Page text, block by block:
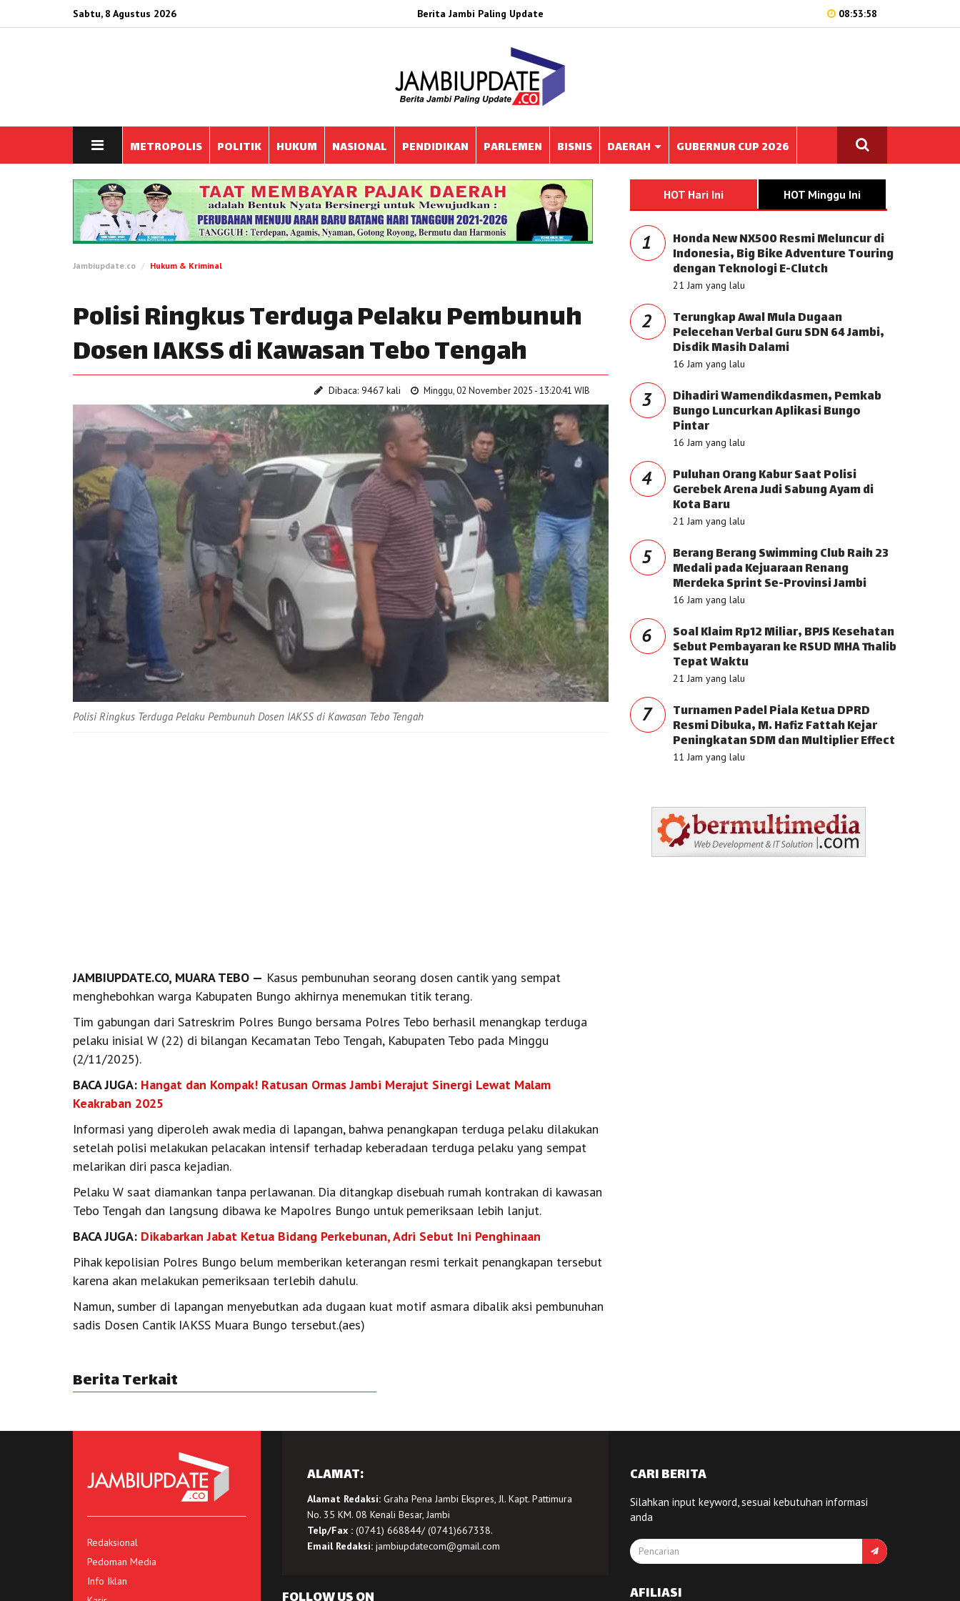
Sabtu, 8 Agustus 2026 Berita Jambi Paling Update 08:53:58
METROPOLIS POLITIK HUKUM NASIONAL PENDIDIKAN PARLEMEN BISNIS DAERAH GUBERNUR CUP 2026
Jambiupdate.co Hukum & Kriminal
Polisi Ringkus Terduga Pelaku Pembunuh
Dosen IAKSS di Kawasan Tebo Tengah
Dibaca: 9467 kali Minggu, 02 November 2025 - 13:20:41 WIB
Polisi Ringkus Terduga Pelaku Pembunuh Dosen IAKSS di Kawasan Tebo Tengah
JAMBIUPDATE.CO, MUARA TEBO — Kasus pembunuhan seorang dosen cantik yang sempat
menghebohkan warga Kabupaten Bungo akhirnya menemukan titik terang.
Tim gabungan dari Satreskrim Polres Bungo bersama Polres Tebo berhasil menangkap terduga
pelaku inisial W (22) di bilangan Kecamatan Tebo Tengah, Kabupaten Tebo pada Minggu
(2/11/2025).
BACA JUGA: Hangat dan Kompak! Ratusan Ormas Jambi Merajut Sinergi Lewat Malam
Keakraban 2025
Informasi yang diperoleh awak media di lapangan, bahwa penangkapan terduga pelaku dilakukan
setelah polisi melakukan pelacakan intensif terhadap keberadaan terduga pelaku yang sempat
melarikan diri pasca kejadian.
Pelaku W saat diamankan tanpa perlawanan. Dia ditangkap disebuah rumah kontrakan di kawasan
Tebo Tengah dan langsung dibawa ke Mapolres Bungo untuk pemeriksaan lebih lanjut.
BACA JUGA: Dikabarkan Jabat Ketua Bidang Perkebunan, Adri Sebut Ini Penghinaan
Pihak kepolisian Polres Bungo belum memberikan keterangan resmi terkait penangkapan tersebut
karena akan melakukan pemeriksaan terlebih dahulu.
Namun, sumber di lapangan menyebutkan ada dugaan kuat motif asmara dibalik aksi pembunuhan
sadis Dosen Cantik IAKSS Muara Bungo tersebut.(aes)
Berita Terkait
HOT Hari Ini HOT Minggu Ini
1 Honda New NX500 Resmi Meluncur di
Indonesia, Big Bike Adventure Touring
dengan Teknologi E-Clutch
21 Jam yang lalu
2 Terungkap Awal Mula Dugaan
Pelecehan Verbal Guru SDN 64 Jambi,
Disdik Masih Dalami
16 Jam yang lalu
3 Dihadiri Wamendikdasmen, Pemkab
Bungo Luncurkan Aplikasi Bungo
Pintar
16 Jam yang lalu
4 Puluhan Orang Kabur Saat Polisi
Gerebek Arena Judi Sabung Ayam di
Kota Baru
21 Jam yang lalu
5 Berang Berang Swimming Club Raih 23
Medali pada Kejuaraan Renang
Merdeka Sprint Se-Provinsi Jambi
16 Jam yang lalu
6 Soal Klaim Rp12 Miliar, BPJS Kesehatan
Sebut Pembayaran ke RSUD MHA Thalib
Tepat Waktu
21 Jam yang lalu
7 Turnamen Padel Piala Ketua DPRD
Resmi Dibuka, M. Hafiz Fattah Kejar
Peningkatan SDM dan Multiplier Effect
11 Jam yang lalu
Redaksional
Pedoman Media
Info Iklan
ALAMAT:
Alamat Redaksi:Graha Pena Jambi Ekspres, Jl. Kapt. Pattimura
No. 35 KM. 08 Kenali Besar, Jambi
Telp/Fax :(0741) 668844/ (0741)667338.
Email Redaksi: jambiupdatecom@gmail.com
CARI BERITA
Silahkan input keyword, sesuai kebutuhan informasi
anda
AFILIASI